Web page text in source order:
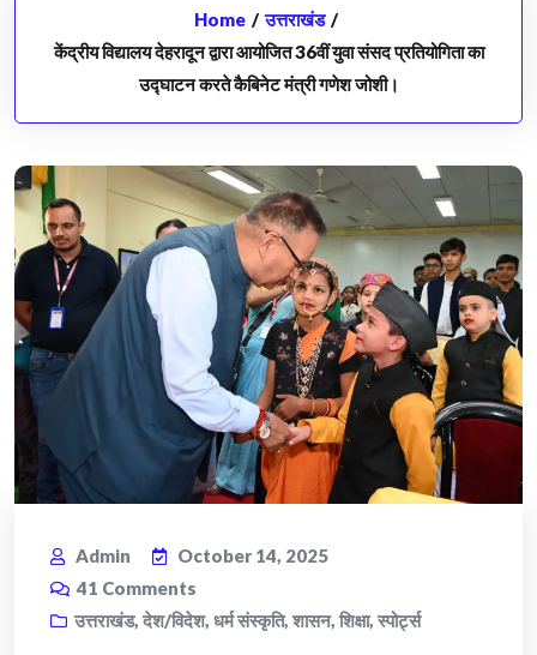
Home / उत्तराखंड /
केंद्रीय विद्यालय देहरादून द्वारा आयोजित 36वीं युवा संसद प्रतियोगिता का
उद्घाटन करते कैबिनेट मंत्री गणेश जोशी।
Admin
October 14, 2025
41 Comments
उत्तराखंड, देश/विदेश, धर्म संस्कृति, शासन, शिक्षा, स्पोर्ट्स